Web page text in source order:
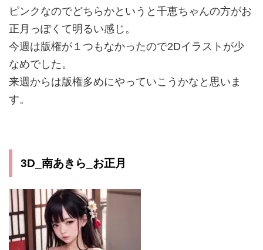
ピンクなのでどちらかというと千恵ちゃんの方がお
正月っぽくて明るい感じ。
今週は版権が１つもなかったので2Dイラストが少
なめでした。
来週からは版権多めにやっていこうかなと思いま
す。
3D_南あきら_お正月